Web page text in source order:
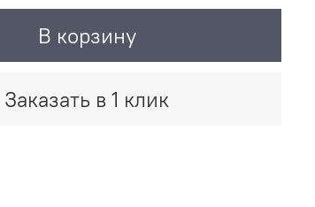
В корзину
Заказать в 1 клик